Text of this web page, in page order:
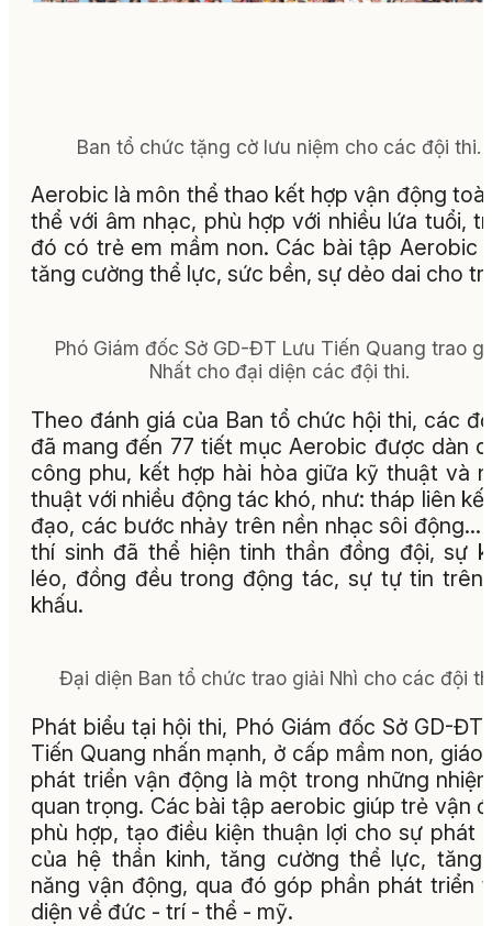
Ban tổ chức tặng cờ lưu niệm cho các đội thi.
Aerobic là môn thể thao kết hợp vận động
thể với âm nhạc, phù hợp với nhiều lứa tuổi,
đó có trẻ em mầm non. Các bài tập Aerobic
tăng cường thể lực, sức bền, sự dẻo dai cho
Phó Giám đốc Sở GD-ĐT Lưu Tiến Quang trao
Nhất cho đại diện các đội thi.
Theo đánh giá của Ban tổ chức hội thi, các
đã mang đến 77 tiết mục Aerobic được dàn
công phu, kết hợp hài hòa giữa kỹ thuật và
thuật với nhiều động tác khó, như: tháp liên
đạo, các bước nhảy trên nền nhạc sôi động...
thí sinh đã thể hiện tinh thần đồng đội, sự
léo, đồng đều trong động tác, sự tự tin trên
khấu.
Đại diện Ban tổ chức trao giải Nhì cho các đội
Phát biểu tại hội thi, Phó Giám đốc Sở GD-ĐT
Tiến Quang nhấn mạnh, ở cấp mầm non, giáo
phát triển vận động là một trong những
quan trọng. Các bài tập aerobic giúp trẻ vận
phù hợp, tạo điều kiện thuận lợi cho sự phát
của hệ thần kinh, tăng cường thể lực, tăng
năng vận động, qua đó góp phần phát triển
diện về đức - trí - thể - mỹ.